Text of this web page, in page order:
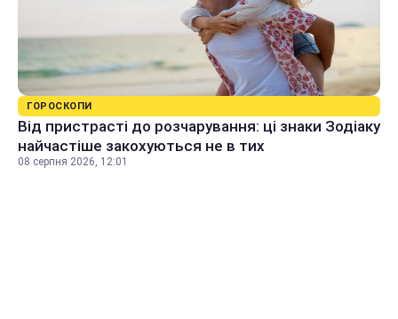
ГОРОСКОПИ
Від пристрасті до розчарування: ці знаки Зодіаку
найчастіше закохуються не в тих
08 серпня 2026, 12:01